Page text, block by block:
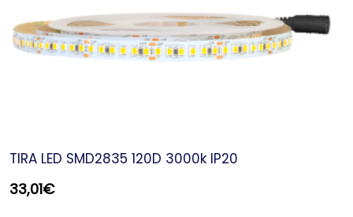
TIRA LED SMD2835 120D 3000k IP20
33,01€